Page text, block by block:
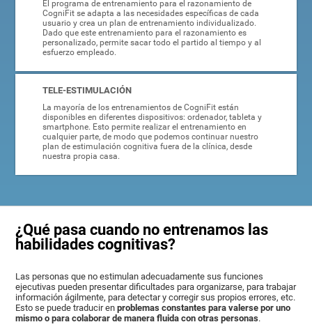
El programa de entrenamiento para el razonamiento de
CogniFit se adapta a las necesidades específicas de cada
usuario y crea un plan de entrenamiento individualizado.
Dado que este entrenamiento para el razonamiento es
personalizado, permite sacar todo el partido al tiempo y al
esfuerzo empleado.
TELE-ESTIMULACIÓN
La mayoría de los entrenamientos de CogniFit están
disponibles en diferentes dispositivos: ordenador, tableta y
smartphone. Esto permite realizar el entrenamiento en
cualquier parte, de modo que podemos continuar nuestro
plan de estimulación cognitiva fuera de la clínica, desde
nuestra propia casa.
¿Qué pasa cuando no entrenamos las
habilidades cognitivas?
Las personas que no estimulan adecuadamente sus funciones
ejecutivas pueden presentar dificultades para organizarse, para trabajar
información ágilmente, para detectar y corregir sus propios errores, etc.
Esto se puede traducir enproblemas constantes para valerse por uno
mismo o para colaborar de manera fluida con otras personas.